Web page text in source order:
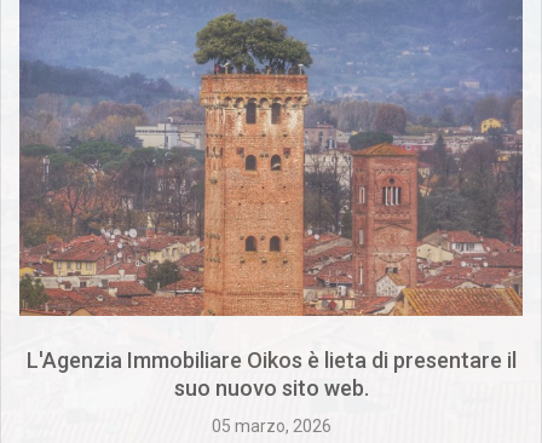
L'Agenzia Immobiliare Oikos è lieta di presentare il
suo nuovo sito web.
05 marzo, 2026